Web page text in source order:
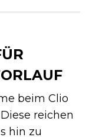
beim Clio
reichen
hin zu